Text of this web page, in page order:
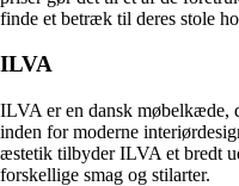
finde et betræk til deres stole
ILVA
ILVA er en dansk møbelkæde,
inden for moderne
æstetik tilbyder ILVA et bredt
forskellige smag og stilarter.